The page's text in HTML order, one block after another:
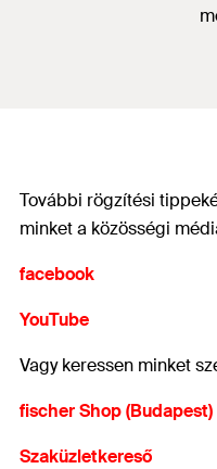
További rögzítési
minket a közösségi
facebook
YouTube
Vagy keressen minket
fischer Shop (Budapest)
Szaküzletkereső